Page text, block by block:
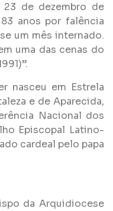
23 de dezembro de
anos por falência
um mês internado.
uma das cenas do
nasceu em Estrela
e de Aparecida,
Nacional dos
Episcopal Latino-
cardeal pelo papa
da Arquidiocese